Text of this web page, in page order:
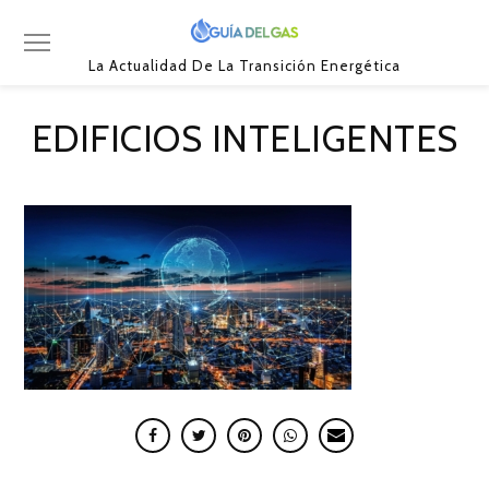
La Actualidad De La Transición Energética
EDIFICIOS INTELIGENTES